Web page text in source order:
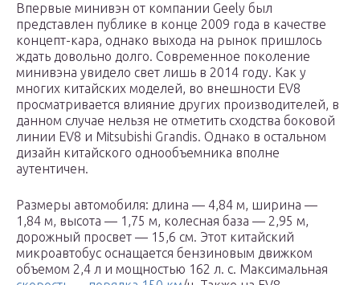
Впервые минивэн от компании Geely был
представлен публике в конце 2009 года в качестве
концепт-кара, однако выхода на рынок пришлось
ждать довольно долго. Современное поколение
минивэна увидело свет лишь в 2014 году. Как у
многих китайских моделей, во внешности EV8
просматривается влияние других производителей, в
данном случае нельзя не отметить сходства боковой
линии EV8 и Mitsubishi Grandis. Однако в остальном
дизайн китайского однообъемника вполне
аутентичен.
Размеры автомобиля: длина — 4,84 м, ширина —
1,84 м, высота — 1,75 м, колесная база — 2,95 м,
дорожный просвет — 15,6 см. Этот китайский
микроавтобус оснащается бензиновым движком
объемом 2,4 л и мощностью 162 л. с. Максимальная